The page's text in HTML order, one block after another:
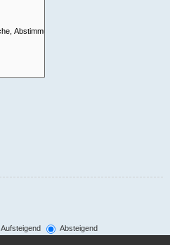
Aufsteigend
Absteigend